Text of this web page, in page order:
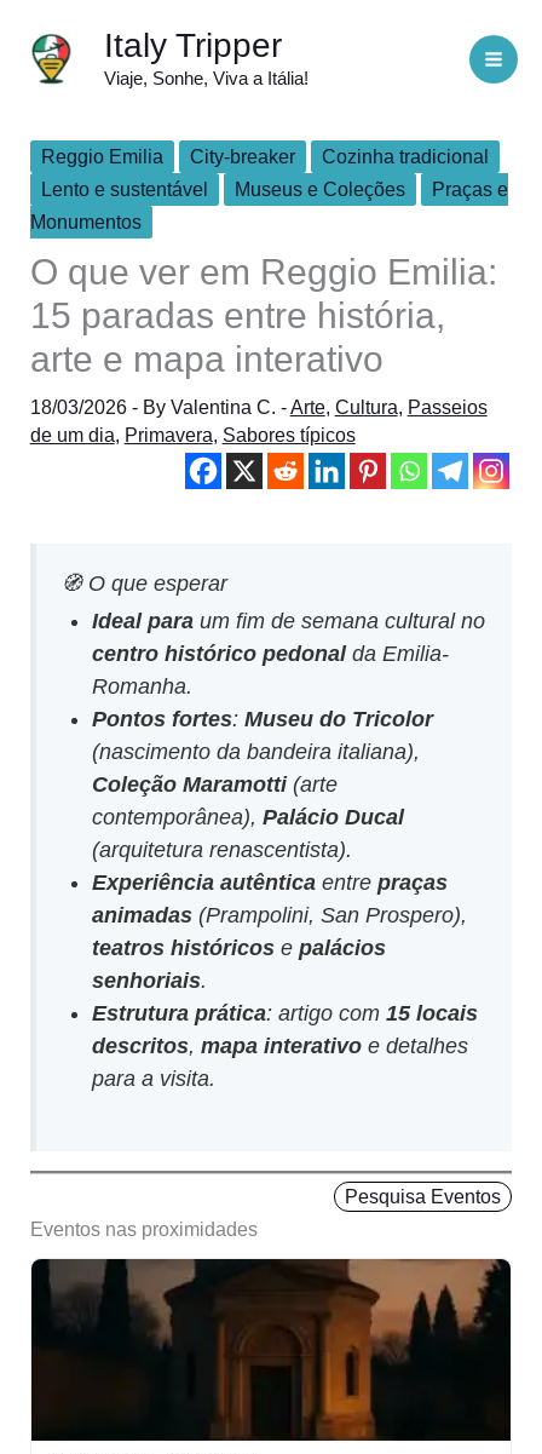
content
Italy Tripper
Viaje, Sonhe, Viva a Itália!
Reggio Emilia City-breaker
Cozinha tradicional
Lento e sustentável
Museus e Coleções
Praças e
Monumentos
O que ver em Reggio Emilia:
15 paradas entre história,
arte e mapa interativo
18/03/2026 - By Valentina C. -Arte, Cultura, Passeios
de um dia, Primavera, Sabores típicos
🧭 O que esperar
Ideal para um fim de semana cultural no
centro histórico pedonalda Emilia-
Romanha.
Pontos fortes:Museu do Tricolor
(nascimento da bandeira italiana),
Coleção Maramotti(arte
contemporânea),Palácio Ducal
(arquitetura renascentista).
Experiência autêntica entrepraças
animadas (Prampolini, San Prospero),
teatros históricos epalácios
senhoriais.
Estrutura prática: artigo com15 locais
descritos,mapa interativo e detalhes
para a visita.
Eventos nas proximidades
Pesquisa Eventos